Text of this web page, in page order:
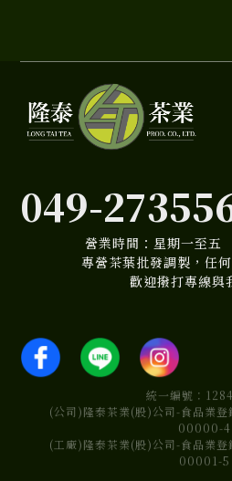
049-
營業時間：星期一至
專營茶葉批發調製，任何
歡迎撥打專線與
統一編號：
(公司)隆泰茶業(股)公司-食品業
00000-4
(工廠)隆泰茶業(股)公司-食品業
00001-5